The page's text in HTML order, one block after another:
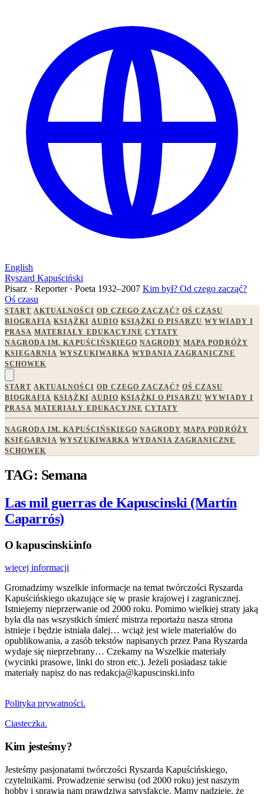
English
Ryszard Kapuściński
Pisarz · Reporter · Poeta 1932–2007 Kim był? Od czego zacząć?
Oś czasu
START AKTUALNOŚCI OD CZEGO ZACZĄĆ? OŚ CZASU
BIOGRAFIA KSIĄŻKI AUDIO KSIĄŻKI O PISARZU WYWIADY I
PRASA MATERIAŁY EDUKACYJNE CYTATY
NAGRODA IM. KAPUŚCIŃSKIEGO NAGRODY MAPA PODRÓŻY
KSIĘGARNIA WYSZUKIWARKA WYDANIA ZAGRANICZNE
SCHOWEK
START AKTUALNOŚCI OD CZEGO ZACZĄĆ? OŚ CZASU
BIOGRAFIA KSIĄŻKI AUDIO KSIĄŻKI O PISARZU WYWIADY I
PRASA MATERIAŁY EDUKACYJNE CYTATY
NAGRODA IM. KAPUŚCIŃSKIEGO NAGRODY MAPA PODRÓŻY
KSIĘGARNIA WYSZUKIWARKA WYDANIA ZAGRANICZNE
SCHOWEK
TAG: Semana
Las mil guerras de Kapuscinski (Martín
Caparrós)
O kapuscinski.info
więcej informacji
Gromadzimy wszelkie informacje na temat twórczości Ryszarda
Kapuścińskiego ukazujące się w prasie krajowej i zagranicznej.
Istniejemy nieprzerwanie od 2000 roku. Pomimo wielkiej straty jaką
była dla nas wszystkich śmierć mistrza reportażu nasza strona
istnieje i będzie istniała dalej… wciąż jest wiele materiałów do
opublikowania, a zasób tekstów napisanych przez Pana Ryszarda
wydaje się nieprzebrany… Czekamy na Wszelkie materiały
(wycinki prasowe, linki do stron etc.). Jeżeli posiadasz takie
materiały napisz do nas redakcja@kapuscinski.info
Polityka prywatności.
Ciasteczka.
Kim jesteśmy?
Jesteśmy pasjonatami twórczości Ryszarda Kapuścińskiego,
czytelnikami. Prowadzenie serwisu (od 2000 roku) jest naszym
hobby i sprawia nam prawdziwą satysfakcję. Mamy nadzieję, że